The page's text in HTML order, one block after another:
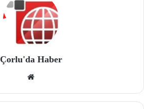
Çorlu'da Haber
site